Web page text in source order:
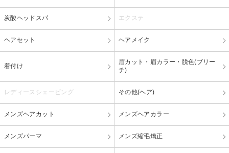
炭酸ヘッドスパ エクステ
ヘアセット ヘアメイク
着付け
眉カット・眉カラー・脱色(ブリー
チ)
レディースシェービング その他(ヘア)
メンズヘアカット メンズヘアカラー
メンズパーマ メンズ縮毛矯正